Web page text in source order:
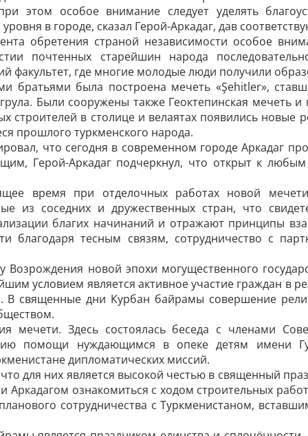
этом особое внимание следует уделять
в городе, сказал Герой-Аркадаг, дав
обретения страной независимости особое
почтенных старейшин народа
факультет, где многие молодые люди получили
братьями была построена мечеть «Şehitler»,
Были сооружены также Геок­тепинская мечеть
строителей в столице и велаятах появились новые
прошлого туркменского народа.
что сегодня в сов­ременном городе Аркадаг
Герой-Аркадаг подчерк­нул, что открыт к
время при отделочных работах новой
из соседних и дружественных стран, что
благих начинаний и отражают принципы
благодаря тесным связям, сотрудничество с
Возрождения новой эпохи могущественного
условием является активное участие граждан в
В священные дни Курбан байрамы совершение
мечети. Здесь состоялась беседа с членами
помощи нуждающимся в опеке детям имени
дипломатических миссий.
для них является высокой честью в священный
Аркадагом ознакомиться с ходом строительных
сотрудничества с Туркменистаном,